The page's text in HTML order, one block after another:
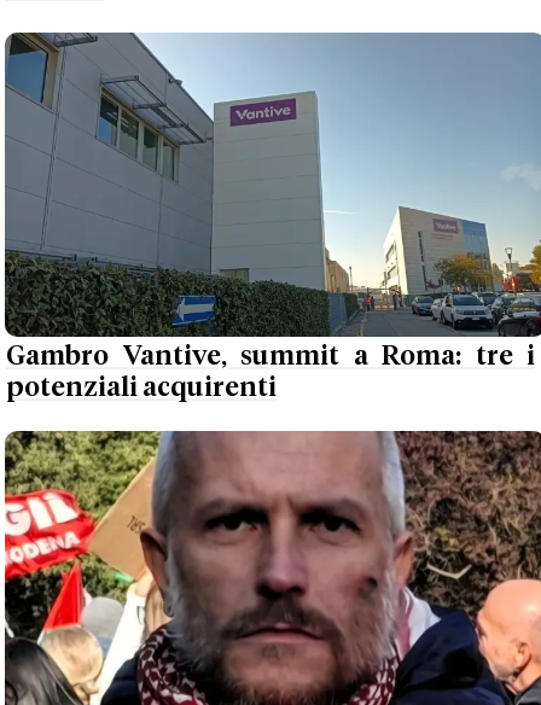
Gambro Vantive, summit a Roma: tre i
potenziali acquirenti